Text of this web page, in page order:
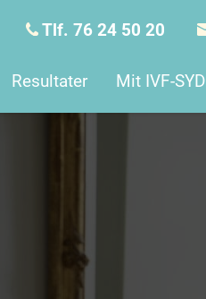
Tlf. 76 24 50 20
Resultater Mit IVF-SYD